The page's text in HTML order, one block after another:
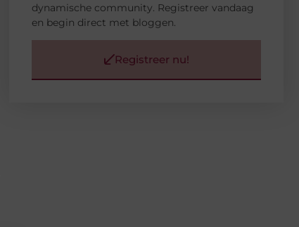
dynamische community. Registreer vandaag
en begin direct met bloggen.
Registreer nu!